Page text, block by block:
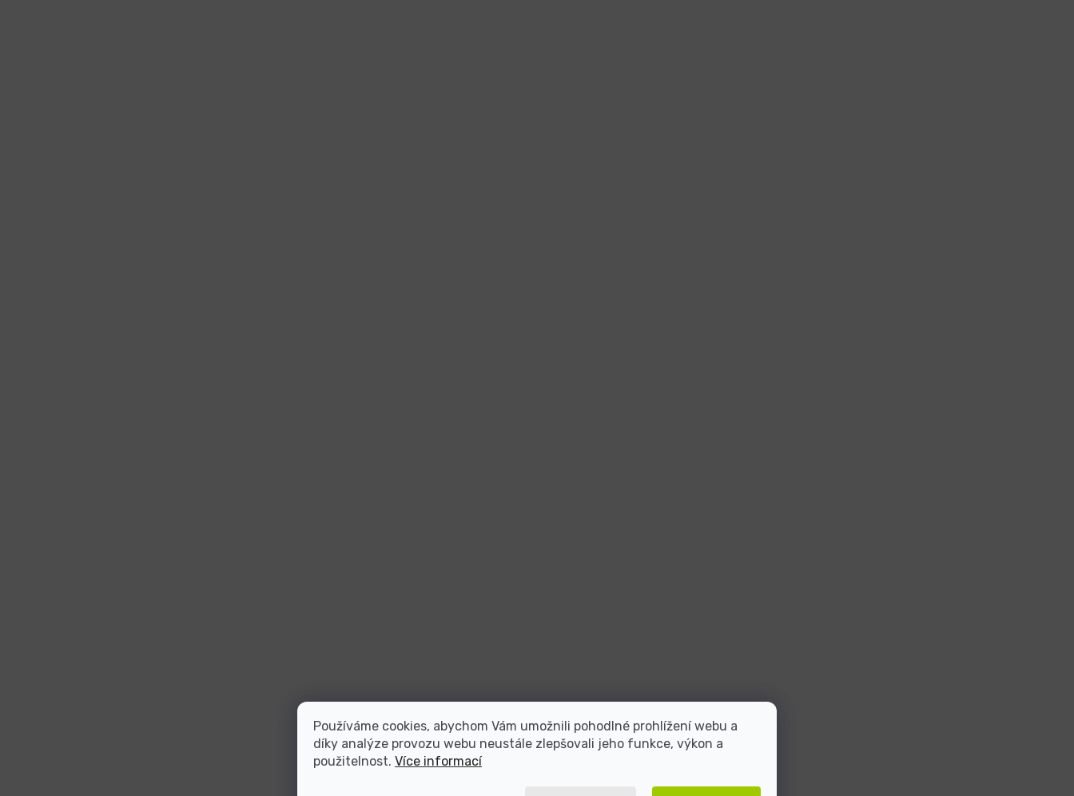
Používáme cookies, abychom Vám umožnili pohodlné prohlížení webu a
díky analýze provozu webu neustále zlepšovali jeho funkce, výkon a
použitelnost. Více informací